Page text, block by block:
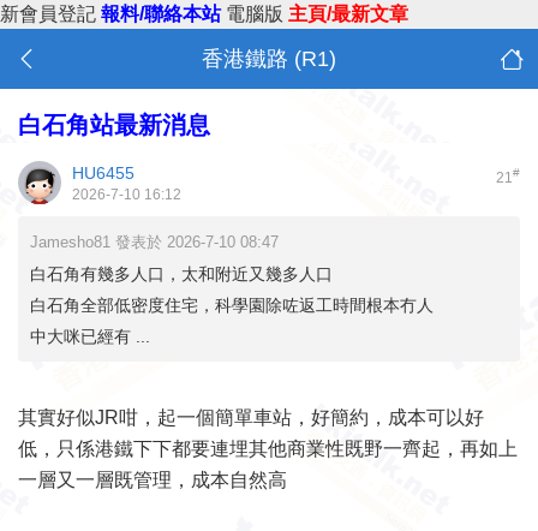
新會員登記 報料/聯絡本站 電腦版 主頁/最新文章
香港鐵路 (R1)
白石角站最新消息
21#
HU6455
2026-7-10 16:12
Jamesho81 發表於 2026-7-10 08:47
白石角有幾多人口，太和附近又幾多人口
白石角全部低密度住宅，科學園除咗返工時間根本冇人
中大咪已經有 ...
其實好似JR咁，起一個簡單車站，好簡約，成本可以好
低，只係港鐵下下都要連埋其他商業性既野一齊起，再如上
一層又一層既管理，成本自然高